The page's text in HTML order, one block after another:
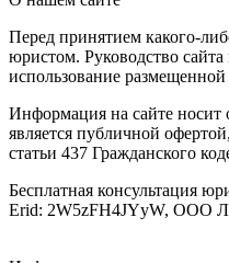
Перед принятием какого-
юристом. Руководство сайта
использование
Информация на сайте носит
является публичной
статьи 437 Гражданского
Бесплатная консультация
Erid: 2W5zFH4JYyW, ООО